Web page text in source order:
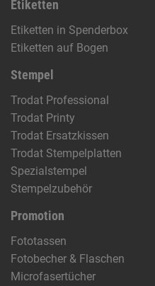
Etiketten
Etiketten in Spenderbox
Etiketten auf Bogen
Stempel
Trodat Professional
Trodat Printy
Trodat Ersatzkissen
Trodat Stempelplatten
Spezialstempel
Stempelzubehör
Promotion
Fototassen
Fotobecher & Flaschen
Microfasertücher